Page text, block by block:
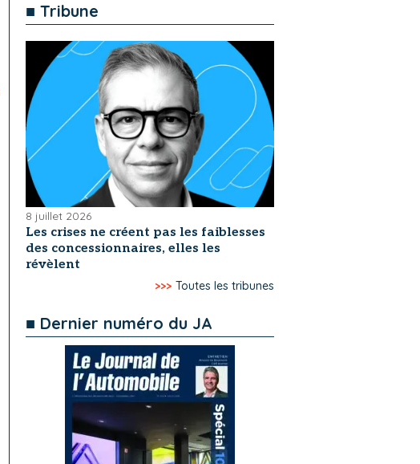
■ Tribune
8 juillet 2026
Les crises ne créent pas les faiblesses
des concessionnaires, elles les
révèlent
>>> Toutes les tribunes
■ Dernier numéro du JA